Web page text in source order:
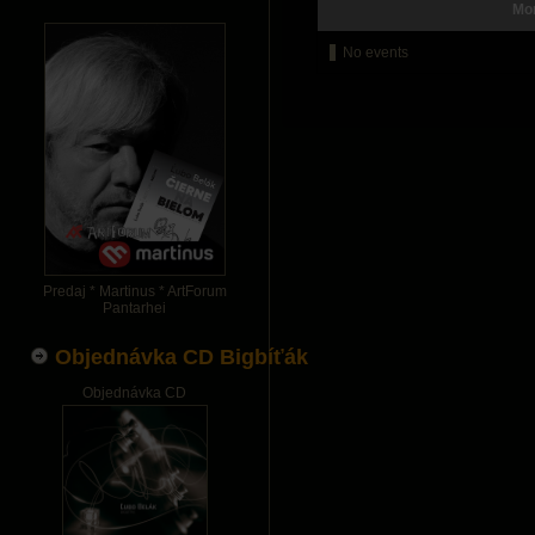
Predaj * Martinus * ArtForum
Pantarhei
Objednávka CD Bigbíťák
Objednávka CD
No events